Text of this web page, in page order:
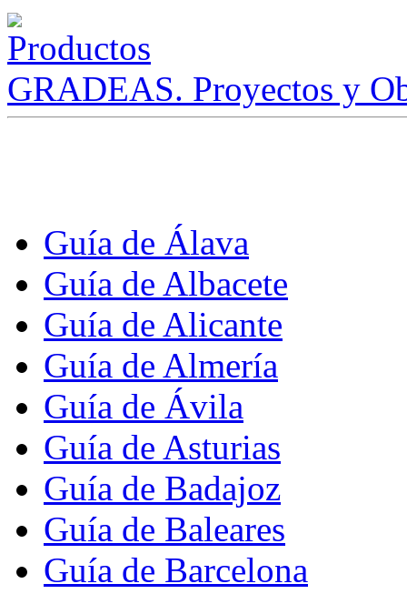
GRADEAS. Proyectos y
Guía de Álava
Guía de Albacete
Guía de Alicante
Guía de Almería
Guía de Ávila
Guía de Asturias
Guía de Badajoz
Guía de Baleares
Guía de Barcelona